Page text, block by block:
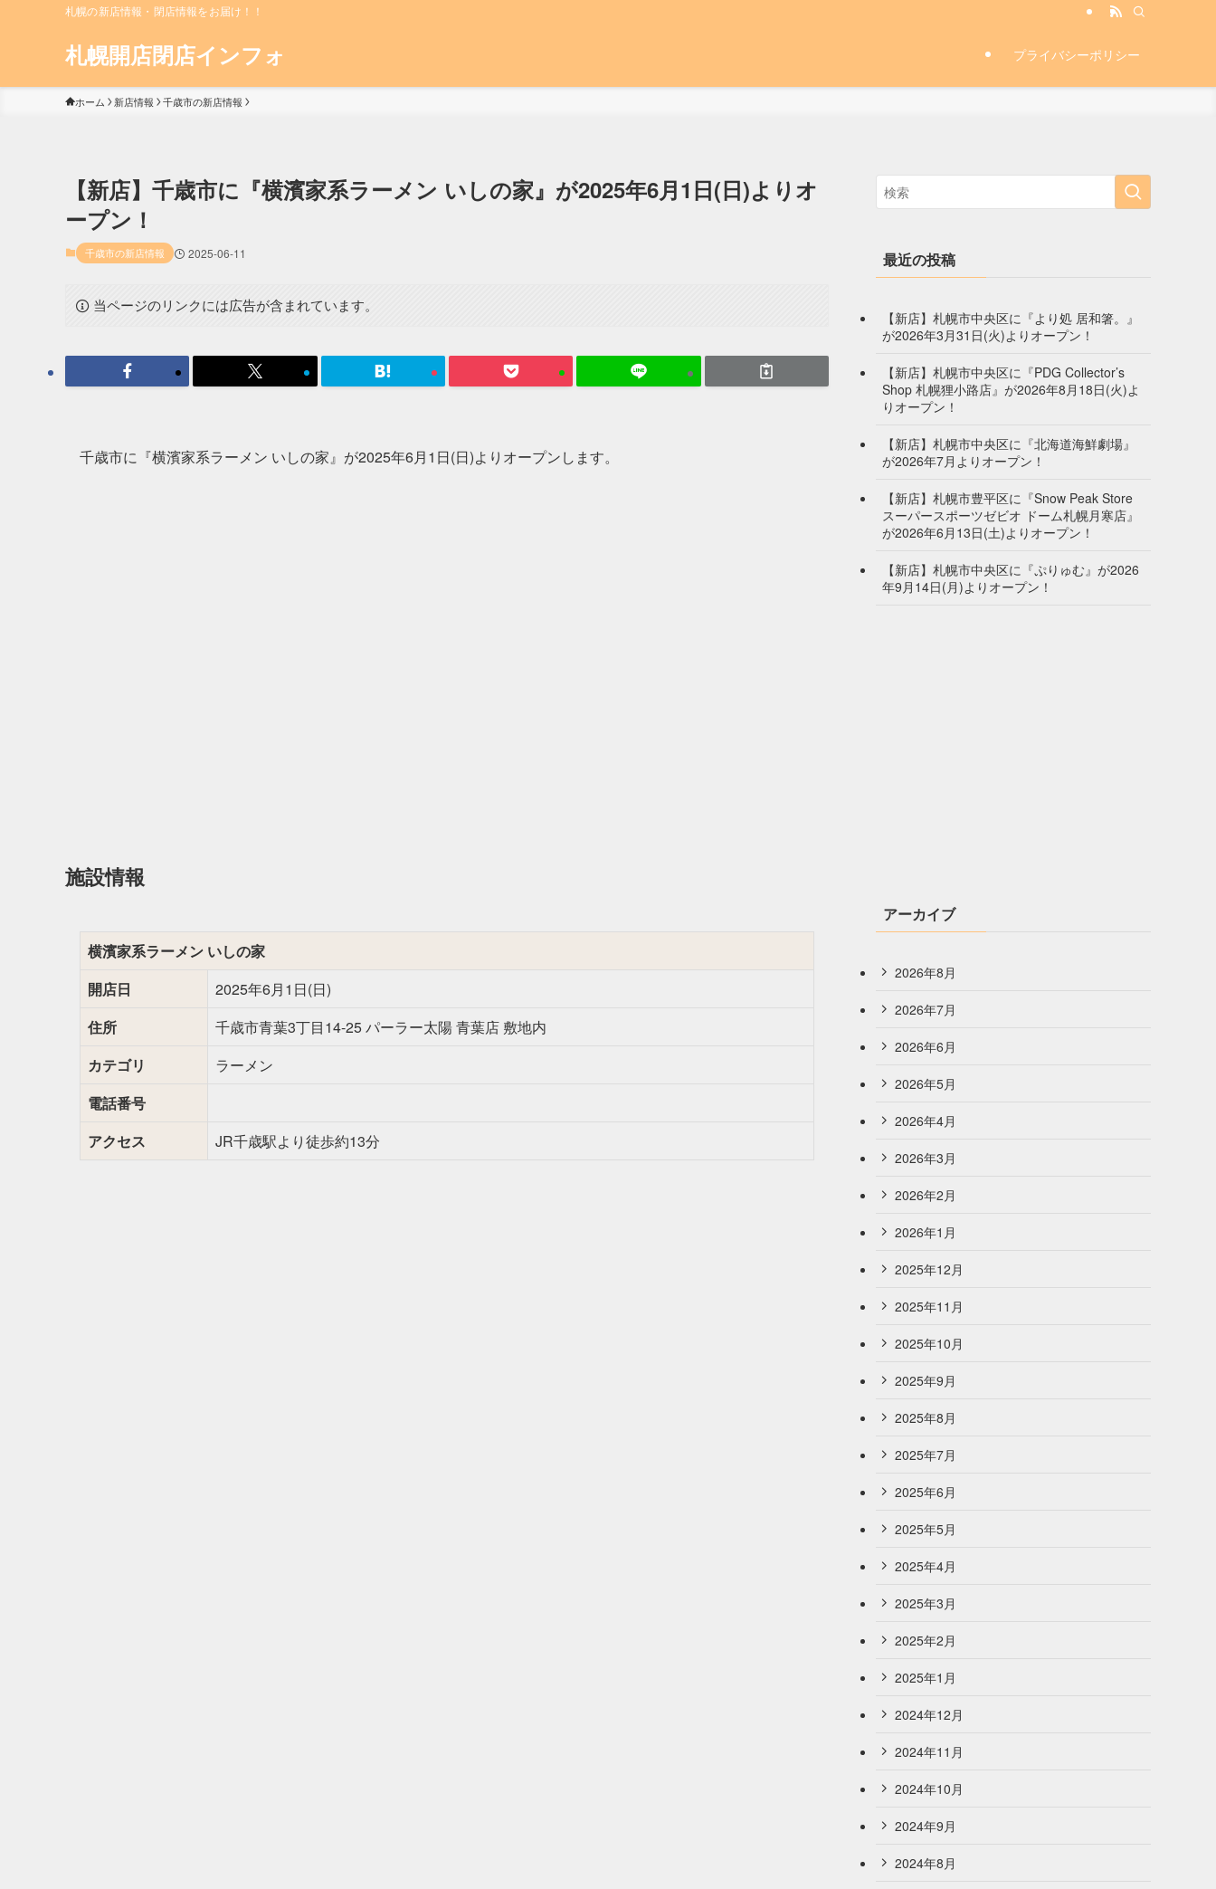
札幌の新店情報・閉店情報をお届け！！
札幌開店閉店インフォ プライバシーポリシー
ホーム 新店情報 千歳市の新店情報
【新店】千歳市に『横濱家系ラーメン いしの家』が2025年6月1日(日)よりオ
ープン！
千歳市の新店情報 2025-06-11
当ページのリンクには広告が含まれています。
千歳市に『横濱家系ラーメン いしの家』が2025年6月1日(日)よりオープンします。
施設情報
横濱家系ラーメン いしの家
開店日
2025年6月1日(日)
住所
千歳市青葉3丁目14-25 パーラー太陽 青葉店 敷地内
カテゴリ
ラーメン
電話番号
アクセス
JR千歳駅より徒歩約13分
最近の投稿
【新店】札幌市中央区に『より処 居和箸。』
が2026年3月31日(火)よりオープン！
【新店】札幌市中央区に『PDG Collector’s
Shop 札幌狸小路店』が2026年8月18日(火)よ
りオープン！
【新店】札幌市中央区に『北海道海鮮劇場』
が2026年7月よりオープン！
【新店】札幌市豊平区に『Snow Peak Store
スーパースポーツゼビオ ドーム札幌月寒店』
が2026年6月13日(土)よりオープン！
【新店】札幌市中央区に『ぷりゅむ』が2026
年9月14日(月)よりオープン！
アーカイブ
2026年8月
2026年7月
2026年6月
2026年5月
2026年4月
2026年3月
2026年2月
2026年1月
2025年12月
2025年11月
2025年10月
2025年9月
2025年8月
2025年7月
2025年6月
2025年5月
2025年4月
2025年3月
2025年2月
2025年1月
2024年12月
2024年11月
2024年10月
2024年9月
2024年8月